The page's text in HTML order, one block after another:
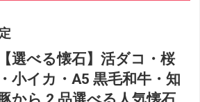
選べる懐石】活ダコ・桜
小イカ・A5 黒毛和牛・知